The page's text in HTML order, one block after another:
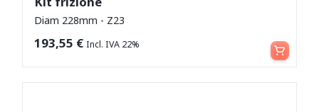
Diam 228mm - Z23
193,55 € Incl. IVA 22% Leggi tutto